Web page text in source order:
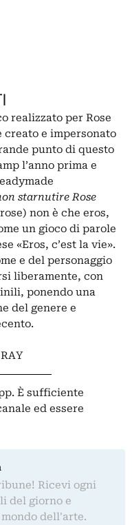
realizzato per Rose
e impersonato
punto di questo
l’anno prima e
starnutire Rose
non è che eros,
un gioco di parole
«Eros, c’est la vie».
e del personaggio
liberamente, con
ponendo una
del genere e
È sufficiente
ed essere
Ricevi ogni
del giorno e
dell'arte.